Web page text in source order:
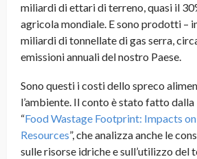
miliardi di ettari di terreno, quasi il
agricola mondiale. E sono prodotti –
miliardi di tonnellate di gas serra,
emissioni annuali del nostro Paese.
Sono questi i costi dello spreco
l’ambiente. Il conto è stato fatto
“Food Wastage Footprint: Impacts
Resources”, che analizza anche le
sulle risorse idriche e sull’utilizzo del